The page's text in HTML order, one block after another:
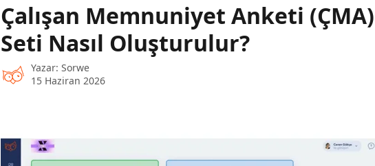
Çalışan Memnuniyet Anketi
Seti Nasıl Oluşturulur?
Yazar: Sorwe
15 Haziran 2026